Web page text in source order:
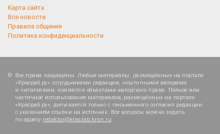
Карта сайта
Все новости
Правила общения
Политика конфиденциальности
Все права защищены. Любые материалы, размещённые на портале
«Красраб.ру» сотрудниками редакции, нештатными авторами
и читателями, являются объектами авторского права. Полное или
частичное использование материалов, размещённых на портале
«Красраб.ру», допускается только с письменного согласия редакции
с указанием ссылки на источник. Все вопросы можно задать
по адресу redaktor@krasrab.krsn.ru.